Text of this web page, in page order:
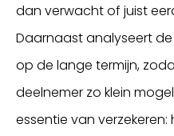
dan verwacht of juist
Daarnaast analyseert
op de lange termijn,
deelnemer zo klein
essentie van verzekeren: